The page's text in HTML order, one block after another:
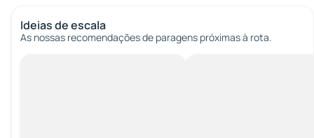
Ideias de escala
As nossas recomendações de paragens próximas à rota.